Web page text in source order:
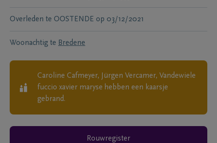
Overleden te OOSTENDE op 03/12/2021
Woonachtig te Bredene
Caroline Cafmeyer, Jürgen Vercamer, Vandewiele
fuccio xavier maryse hebben een kaarsje
gebrand.
Rouwregister